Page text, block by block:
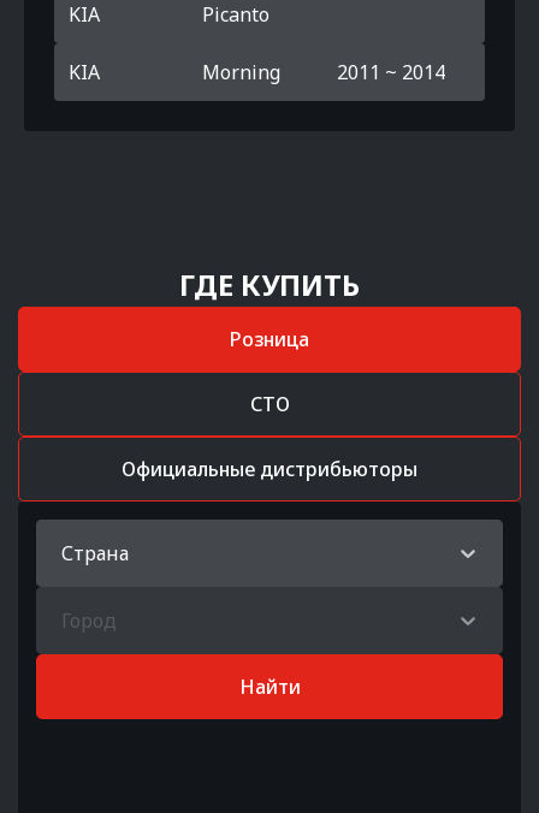
KIA Picanto
KIA Morning 2011 ~ 2014
ГДЕ КУПИТЬ
Розница
СТО
Официальные дистрибьюторы
Страна
Город
Найти